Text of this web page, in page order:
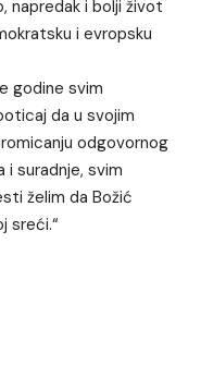
napredak i bolji život
i evropsku
godine svim
da u svojim
odgovornog
i suradnje, svim
želim da Božić
sreći.“